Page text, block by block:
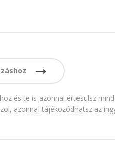
és te is azonnal értesülsz
azonnal tájékozódhatsz az